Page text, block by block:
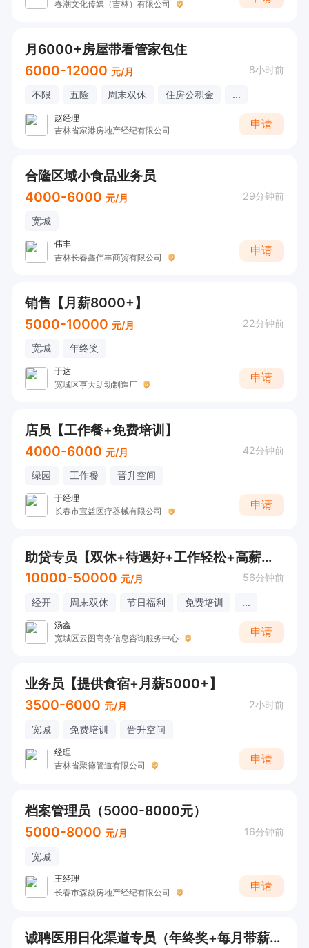
春潮文化传媒（吉林）有限公司
月6000+房屋带看管家包住
6000-12000 元/月 8小时前
不限 五险 周末双休 住房公积金 ...
赵经理
吉林省家港房地产经纪有限公司
申请
合隆区域小食品业务员
4000-6000 元/月 29分钟前
宽城
伟丰
吉林长春鑫伟丰商贸有限公司
申请
销售【月薪8000+】
5000-10000 元/月 22分钟前
宽城 年终奖
于达
宽城区亨大助动制造厂
申请
店员【工作餐+免费培训】
4000-6000 元/月 42分钟前
绿园 工作餐 晋升空间
于经理
长春市宝益医疗器械有限公司
申请
助贷专员【双休+待遇好+工作轻松+高薪资+有无经验均可】
10000-50000 元/月 56分钟前
经开 周末双休 节日福利 免费培训 ...
汤鑫
宽城区云图商务信息咨询服务中心
申请
业务员【提供食宿+月薪5000+】
3500-6000 元/月 2小时前
宽城 免费培训 晋升空间
经理
吉林省聚德管道有限公司
申请
档案管理员（5000-8000元）
5000-8000 元/月 16分钟前
宽城
王经理
长春市森焱房地产经纪有限公司
申请
诚聘医用日化渠道专员（年终奖+每月带薪休假）